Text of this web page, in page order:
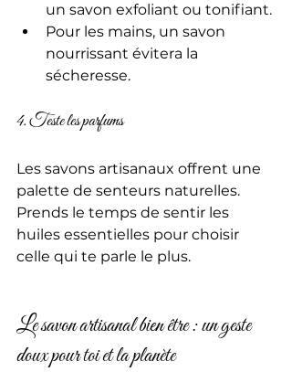
un savon exfoliant ou tonifiant.
Pour les mains, un savon
nourrissant évitera la
sécheresse.
4. Teste les parfums
Les savons artisanaux offrent une
palette de senteurs naturelles.
Prends le temps de sentir les
huiles essentielles pour choisir
celle qui te parle le plus.
Le savon artisanal bien être : un geste
doux pour toi et la planète